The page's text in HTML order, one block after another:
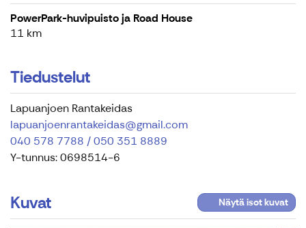
PowerPark-huvipuisto ja Road House
11 km
Tiedustelut
Lapuanjoen Rantakeidas
lapuanjoenrantakeidas@gmail.com
040 578 7788 / 050 351 8889
Y-tunnus: 0698514-6
Kuvat Näytä isot kuvat